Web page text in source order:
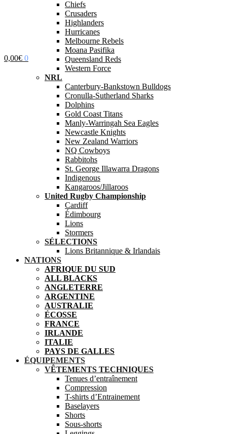
0,00€ 0
Chiefs
Crusaders
Highlanders
Hurricanes
Melbourne Rebels
Moana Pasifika
Queensland Reds
Western Force
NRL
Canterbury-Bankstown Bulldogs
Cronulla-Sutherland Sharks
Dolphins
Gold Coast Titans
Manly-Warringah Sea Eagles
Newcastle Knights
New Zealand Warriors
NQ Cowboys
Rabbitohs
St. George Illawarra Dragons
Indigenous
Kangaroos/Jillaroos
United Rugby Championship
Cardiff
Édimbourg
Lions
Stormers
SÉLECTIONS
Lions Britannique & Irlandais
NATIONS
AFRIQUE DU SUD
ALL BLACKS
ANGLETERRE
ARGENTINE
AUSTRALIE
ÉCOSSE
FRANCE
IRLANDE
ITALIE
PAYS DE GALLES
ÉQUIPEMENTS
VÊTEMENTS TECHNIQUES
Tenues d’entraînement
Compression
T-shirts d’Entrainement
Baselayers
Shorts
Sous-shorts